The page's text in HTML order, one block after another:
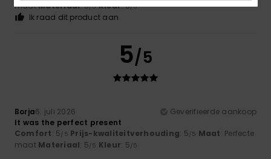
maatMateriaal: 5/5 Kleur: 5/5
Ik raad dit product aan
5/5
Borja6. juli 2026
Geverifieerde aankoop
It was the perfect present
Comfort: 5/5 Prijs-kwaliteitverhouding: 5/5 Maat: Perfecte
maat Materiaal: 5/5 Kleur: 5/5